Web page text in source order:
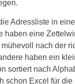
Adressliste in
haben eine
nach der
haben ein
sortiert nach
schon Excel für die